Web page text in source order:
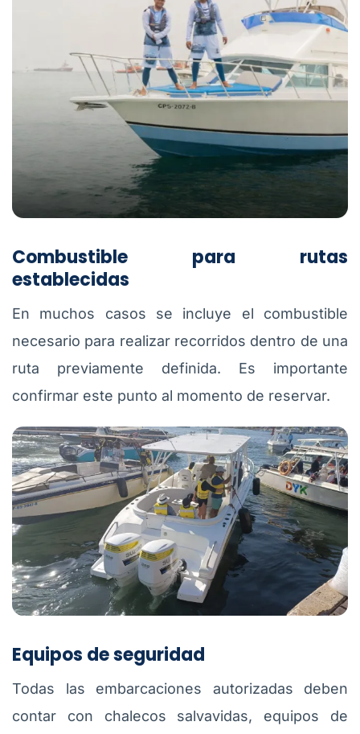
Combustible para rutas
establecidas
En muchos casos se incluye el combustible
necesario para realizar recorridos dentro de una
ruta previamente definida. Es importante
confirmar este punto al momento de reservar.
Equipos de seguridad
Todas las embarcaciones autorizadas deben
contar con chalecos salvavidas, equipos de